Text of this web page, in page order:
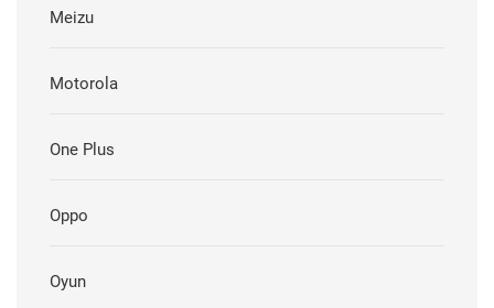
Meizu
Motorola
One Plus
Oppo
Oyun